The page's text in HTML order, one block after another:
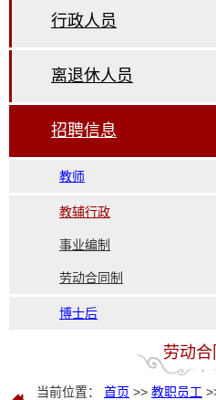
行政人员
离退休人员
招聘信息
教师
教辅行政
事业编制
劳动合同制
博士后
劳动合
当前位置： 首页 >> 教职员工